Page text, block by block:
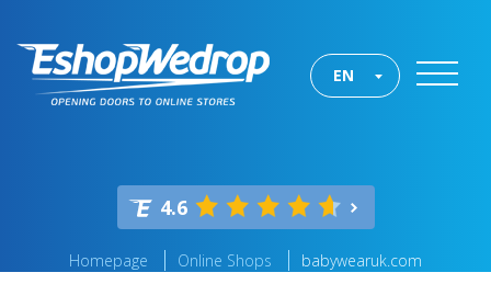
EN
4.6
Homepage Online Shops babywearuk.com